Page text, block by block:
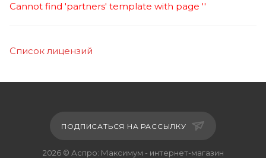
Cannot find 'partners' template with page ''
Список лицензий
ПОДПИСАТЬСЯ НА РАССЫЛКУ
2026 © Аспро: Максимум - интернет-магазин